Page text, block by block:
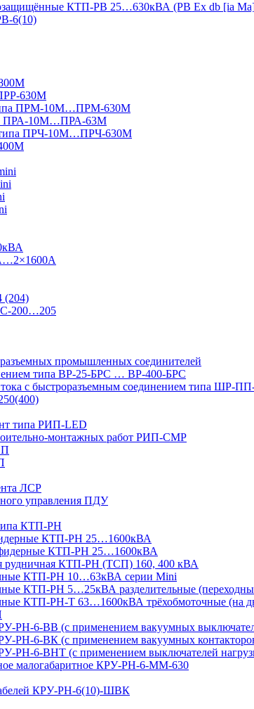
КТП-РВ 25…630кВА (РВ Ex db [ia
6(10)
630М
типа ПРМ-10М…ПРМ-630М
ПРА-10М…ПРА-63М
типа ПРЧ-10М…ПРЧ-630М
(204)
200…205
промышленных соединителей
типа ВР-25-БРС … ВР-400-БРС
с быстроразъемным соединением типа ШР-
типа РИП-LED
монтажных работ РИП-СМР
ЛСР
управления ПДУ
КТП-РН
КТП-РН 25…1600кВА
КТП-РН 25…1600кВА
рудничная КТП-РН (ТСП) 160, 400 кВА
КТП-РН 10…63кВА серии Mini
КТП-РН 5…25кВА разделительные
КТП-РН-Т 63…1600кВА трёхобмоточные (на
РН-6-ВВ (с применением вакуумных
РН-6-ВК (с применением вакуумных
РН-6-ВНТ (с применением выключателей
малогабаритное КРУ-РН-6-ММ-630
кабелей КРУ-РН-6(10)-ШВК